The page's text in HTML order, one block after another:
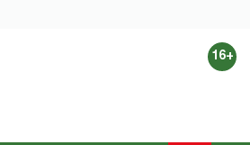
16+